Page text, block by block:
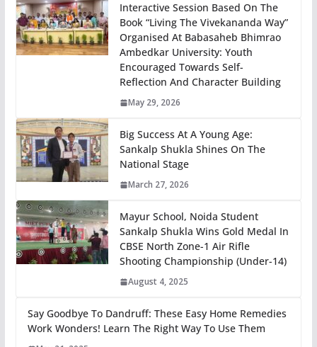
Interactive Session Based On The
Book “Living The Vivekananda Way”
Organised At Babasaheb Bhimrao
Ambedkar University: Youth
Encouraged Towards Self-
Reflection And Character Building
May 29, 2026
Big Success At A Young Age:
Sankalp Shukla Shines On The
National Stage
March 27, 2026
Mayur School, Noida Student
Sankalp Shukla Wins Gold Medal In
CBSE North Zone-1 Air Rifle
Shooting Championship (Under-14)
August 4, 2025
Say Goodbye To Dandruff: These Easy Home Remedies
Work Wonders! Learn The Right Way To Use Them